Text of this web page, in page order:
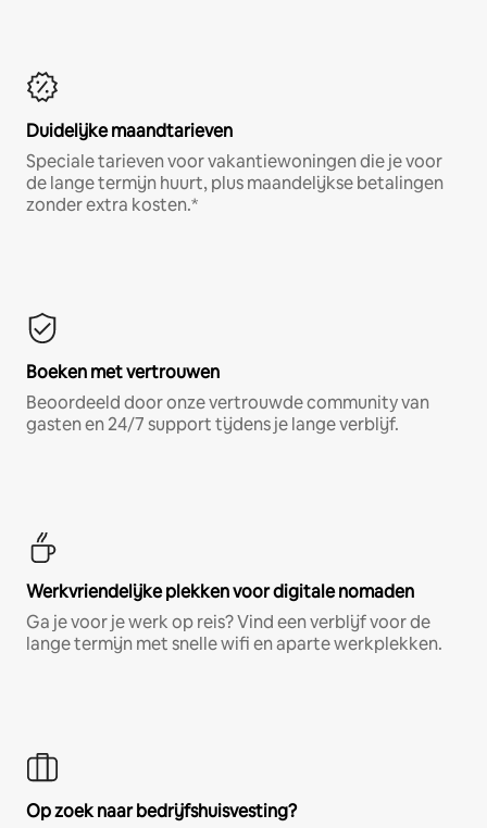
Duidelijke maandtarieven
Speciale tarieven voor vakantiewoningen die je voor
de lange termijn huurt, plus maandelijkse betalingen
zonder extra kosten.*
Boeken met vertrouwen
Beoordeeld door onze vertrouwde community van
gasten en 24/7 support tijdens je lange verblijf.
Werkvriendelijke plekken voor digitale nomaden
Ga je voor je werk op reis? Vind een verblijf voor de
lange termijn met snelle wifi en aparte werkplekken.
Op zoek naar bedrijfshuisvesting?